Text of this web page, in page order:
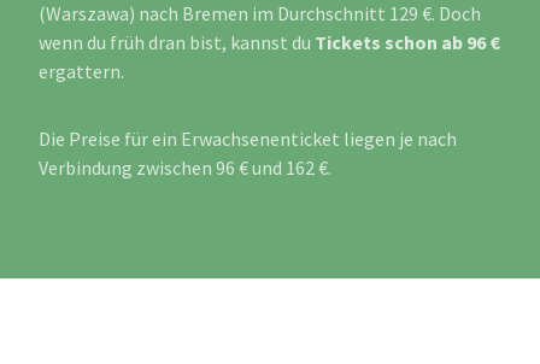
(Warszawa) nach Bremen im Durchschnitt 129 €. Doch
wenn du früh dran bist, kannst du Tickets schon ab 96 €
ergattern.
Die Preise für ein Erwachsenenticket liegen je nach
Verbindung zwischen 96 € und 162 €.